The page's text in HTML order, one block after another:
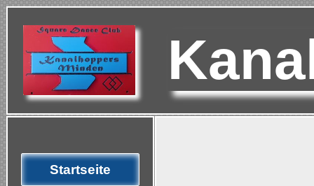
Startseite